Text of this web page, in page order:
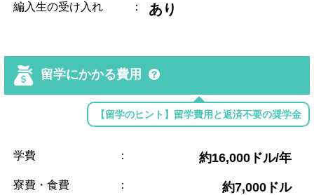
編入生の受け入れ ： あり
留学にかかる費用
【留学のヒント】留学費用と返済不要の奨学金
学費 ： 約16,000ドル/年
寮費・食費 ： 約7,000ドル